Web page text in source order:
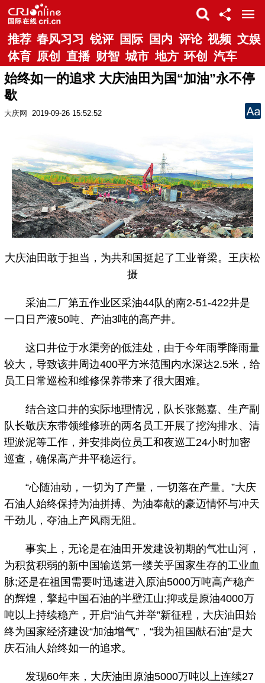
推荐 春风习习 锐评 国际 国内 评论 视频 文娱
体育 原创 直播 财智 城市 地方 环创 汽车
始终如一的追求 大庆油田为国“加油”永不停
歇
大庆网 2019-09-26 15:52:52
大庆油田敢于担当，为共和国挺起了工业脊梁。王庆松
摄
采油二厂第五作业区采油44队的南2-51-422井是
一口日产液50吨、产油3吨的高产井。
这口井位于水渠旁的低洼处，由于今年雨季降雨量
较大，导致该井周边400平方米范围内水深达2.5米，给
员工日常巡检和维修保养带来了很大困难。
结合这口井的实际地理情况，队长张懿嘉、生产副
队长敬庆东带领维修班的两名员工开展了挖沟排水、清
理淤泥等工作，并安排岗位员工和夜巡工24小时加密
巡查，确保高产井平稳运行。
“心随油动，一切为了产量，一切落在产量。”大庆
石油人始终保持为油拼搏、为油奉献的豪迈情怀与冲天
干劲儿，夺油上产风雨无阻。
事实上，无论是在油田开发建设初期的气壮山河，
为积贫积弱的新中国输送第一缕关乎国家生存的工业血
脉;还是在祖国需要时迅速进入原油5000万吨高产稳产
的辉煌，擎起中国石油的半壁江山;抑或是原油4000万
吨以上持续稳产，开启“油气并举”新征程，大庆油田始
终为国家经济建设“加油增气”，“我为祖国献石油”是大
庆石油人始终如一的追求。
发现60年来，大庆油田原油5000万吨以上连续27